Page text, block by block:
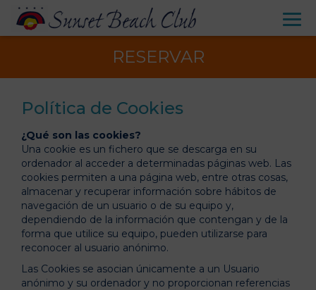
RESERVAR
Política de Cookies
¿Qué son las cookies?
Una cookie es un fichero que se descarga en su
ordenador al acceder a determinadas páginas web. Las
cookies permiten a una página web, entre otras cosas,
almacenar y recuperar información sobre hábitos de
navegación de un usuario o de su equipo y,
dependiendo de la información que contengan y de la
forma que utilice su equipo, pueden utilizarse para
reconocer al usuario anónimo.
Las Cookies se asocian únicamente a un Usuario
anónimo y su ordenador y no proporcionan referencias